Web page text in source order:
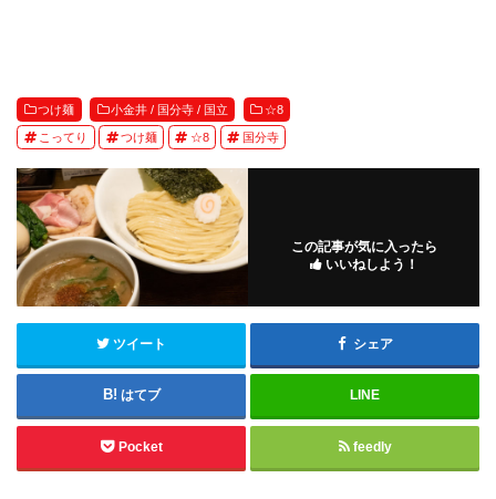
つけ麺 小金井 / 国分寺 / 国立 ☆8
こってり つけ麺 ☆8 国分寺
この記事が気に入ったら
いいねしよう！
ツイート シェア
はてブ LINE
Pocket feedly